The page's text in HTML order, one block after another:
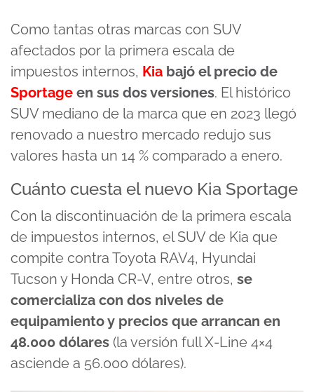
Como tantas otras marcas con SUV
afectados por la primera escala de
impuestos internos, Kia bajó el precio de
Sportage en sus dos versiones. El histórico
SUV mediano de la marca que en 2023 llegó
renovado a nuestro mercado redujo sus
valores hasta un 14 % comparado a enero.
Cuánto cuesta el nuevo Kia Sportage
Con la discontinuación de la primera escala
de impuestos internos, el SUV de Kia que
compite contra Toyota RAV4, Hyundai
Tucson y Honda CR-V, entre otros, se
comercializa con dos niveles de
equipamiento y precios que arrancan en
48.000 dólares (la versión full X-Line 4×4
asciende a 56.000 dólares).